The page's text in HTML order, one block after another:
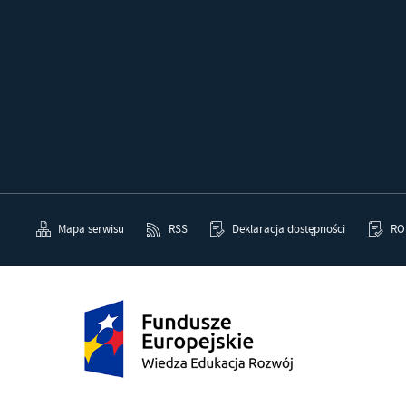
Mapa serwisu RSS Deklaracja dostępności